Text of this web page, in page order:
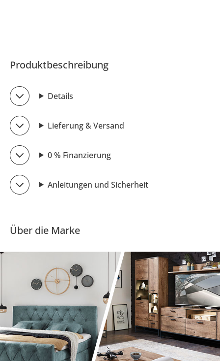
Produktbeschreibung
Details
Lieferung & Versand
0 % Finanzierung
Anleitungen und Sicherheit
Über die Marke